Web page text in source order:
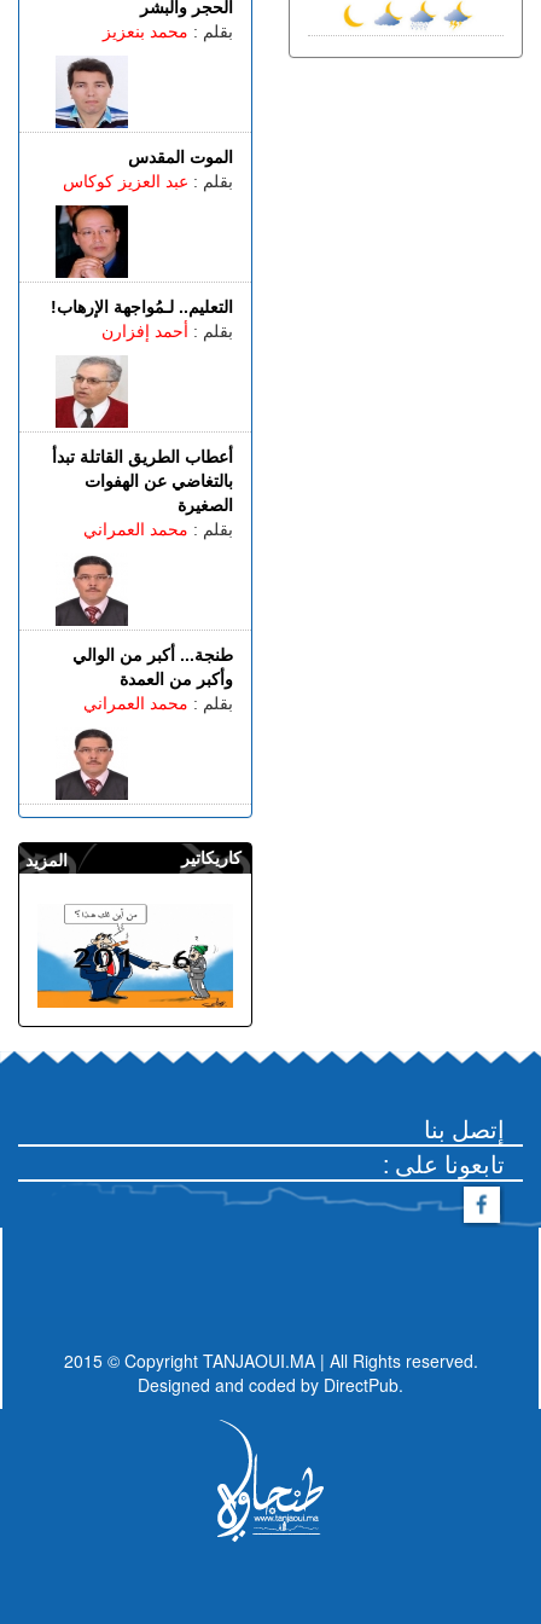
الحجر والبشر
بقلم : محمد بنعزيز
الموت المقدس
بقلم : عبد العزيز كوكاس
التعليم.. لـمُواجهة الإرهاب!
بقلم : أحمد إفزارن
أعطاب الطريق القاتلة تبدأ
بالتغاضي عن الهفوات
الصغيرة
بقلم : محمد العمراني
طنجة... أكبر من الوالي
وأكبر من العمدة
بقلم : محمد العمراني
المزيد كاريكاتير
سوء تدبير.. وزارة النقل تتسبب
إتصل بنا
: تابعونا على
2015 © Copyright TANJAOUI.MA | All Rights reserved.
Designed and coded by DirectPub.